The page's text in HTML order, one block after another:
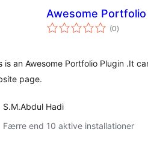
Awesome Portfolio
(0totale
)
is an Awesome Portfolio Plugin .It
page.
S.M.Abdul Hadi
Færre end 10 aktive installationer